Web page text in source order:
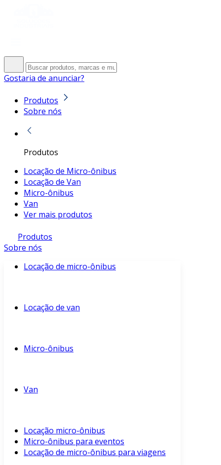
Gostaria de anunciar?
Produtos
Sobre nós
Produtos
Locação de Micro-ônibus
Locação de Van
Micro-ônibus
Van
Ver mais produtos
Produtos
Sobre nós
Locação de micro-ônibus
Locação de van
Micro-ônibus
Van
Locação micro-ônibus
Micro-ônibus para eventos
Locação de micro-ônibus para viagens